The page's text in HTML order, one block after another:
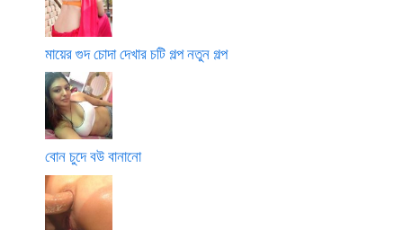
মায়ের গুদ চোদা দেখার চটি গল্প নতুন গল্প
বোন চুদে বউ বানানো